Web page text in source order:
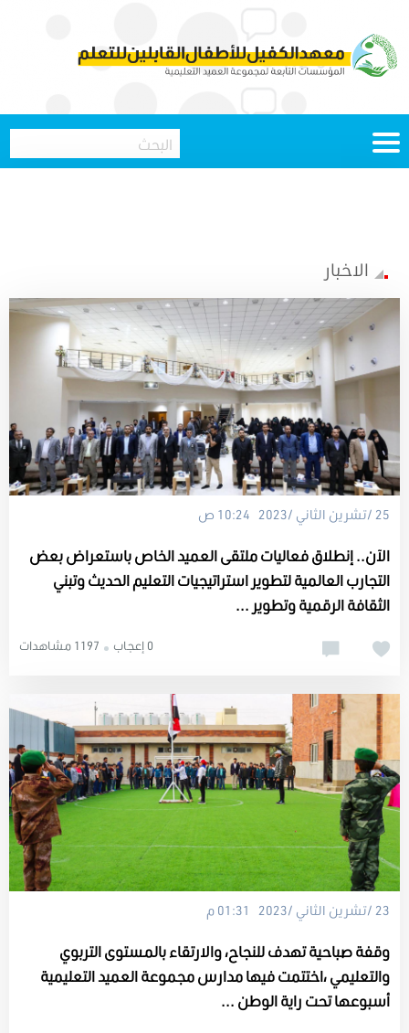
الاخبار
25 /تشرين الثاني /2023 10:24 ص
الآن.. إنطلاق فعاليات ملتقى العميد الخاص باستعراض بعض
التجارب العالمية لتطوير استراتيجيات التعليم الحديث وتبني
الثقافة الرقمية وتطوير ...
1197 مشاهدات 0 إعجاب
23 /تشرين الثاني /2023 01:31 م
وقفة صباحية تهدف للنجاح، والارتقاء بالمستوى التربوي
والتعليمي ،اختتمت فيها مدارس مجموعة العميد التعليمية
أسبوعها تحت راية الوطن ...